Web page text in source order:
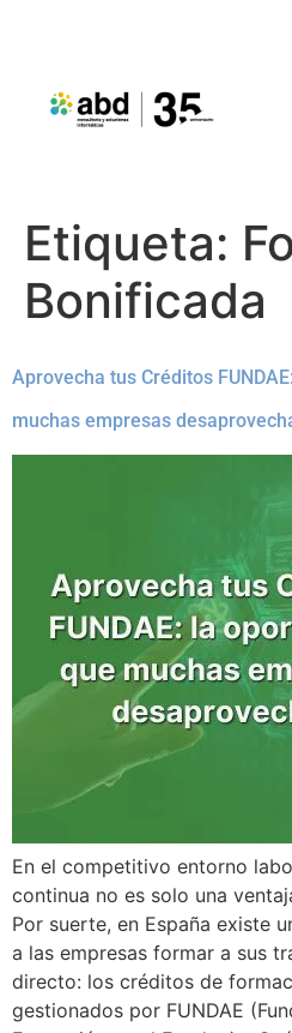
Etiqueta:
Bonificada
Aprovecha tus Créditos
muchas empresas
En el competitivo entorno
continua no es solo una
Por suerte, en España existe
a las empresas formar a sus
directo: los créditos de
gestionados por FUNDAE